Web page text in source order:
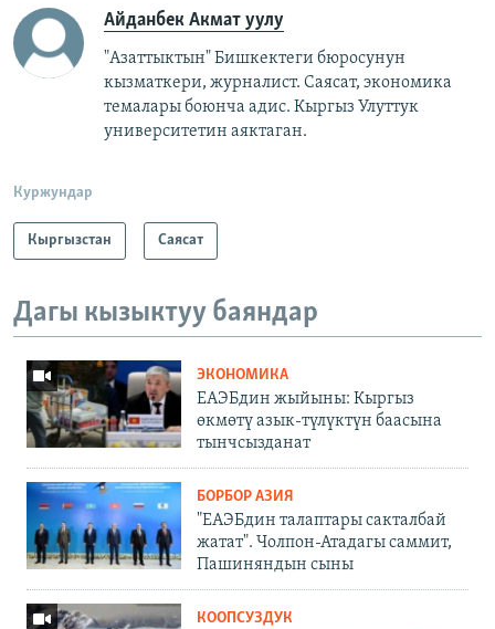
Айданбек Акмат уулу
"Азаттыктын" Бишкектеги бюросунун
кызматкери, журналист. Саясат, экономика
темалары боюнча адис. Кыргыз Улуттук
университетин аяктаган.
Куржундар
Кыргызстан Саясат
Дагы кызыктуу баяндар
ЭКОНОМИКА
ЕАЭБдин жыйыны: Кыргыз
өкмөтү азык-түлүктүн баасына
тынчсызданат
БОРБОР АЗИЯ
"ЕАЭБдин талаптары сакталбай
жатат". Чолпон-Атадагы саммит,
Пашиняндын сыны
КООПСУЗДУК